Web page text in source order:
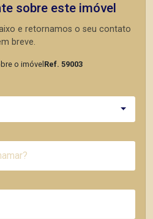
sobre este imóvel
e retornamos o seu contato
breve.
o imóvel Ref. 59003